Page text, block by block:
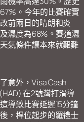
。今年的比賽確實
前兩日的晴朗和炎
濕度為68%。賽道濕
氣條件讓本來就艱難
意外，Visa Cash
在2號灣打滑導
導致比賽延遲15分鐘
，桿位起步的羅禮士